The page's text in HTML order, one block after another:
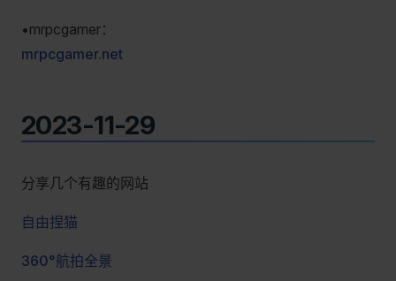
•mrpcgamer：
mrpcgamer.net
2023-11-29
分享几个有趣的网站
自由捏猫
360°航拍全景